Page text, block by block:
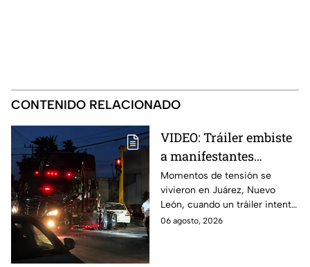
CONTENIDO RELACIONADO
VIDEO: Tráiler embiste
a manifestantes
durante bloqueo en
Juárez
Momentos de tensión se
vivieron en Juárez, Nuevo
León, cuando un tráiler intentó
embestir a manifestantes que
06 agosto, 2026